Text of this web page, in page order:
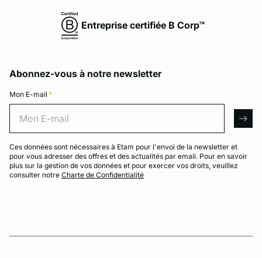
Entreprise certifiée B Corp™
Abonnez-vous à notre newsletter
Mon E-mail *
Ces données sont nécessaires à Etam pour l'envoi de la newsletter et
pour vous adresser des offres et des actualités par email. Pour en savoir
plus sur la gestion de vos données et pour exercer vos droits, veuillez
consulter notre Charte de Confidentialité